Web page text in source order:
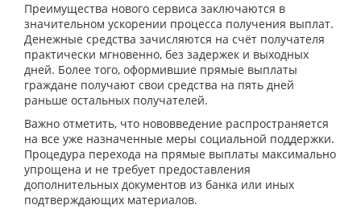
Преимущества нового сервиса заключаются в
значительном ускорении процесса получения выплат.
Денежные средства зачисляются на счёт получателя
практически мгновенно, без задержек и выходных
дней. Более того, оформившие прямые выплаты
граждане получают свои средства на пять дней
раньше остальных получателей.
Важно отметить, что нововведение распространяется
на все уже назначенные меры социальной поддержки.
Процедура перехода на прямые выплаты максимально
упрощена и не требует предоставления
дополнительных документов из банка или иных
подтверждающих материалов.